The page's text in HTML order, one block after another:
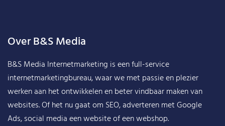
Over B&S Media
B&S Media Internetmarketing is een full-service
internetmarketingbureau, waar we met passie en plezier
werken aan het ontwikkelen en beter vindbaar maken van
websites. Of het nu gaat om SEO, adverteren met Google
Ads, social media een website of een webshop.